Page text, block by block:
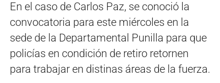
En el caso de Carlos Paz, se conoció la
convocatoria para este miércoles en la
sede de la Departamental Punilla para que
policías en condición de retiro retornen
para trabajar en distinas áreas de la fuerza.